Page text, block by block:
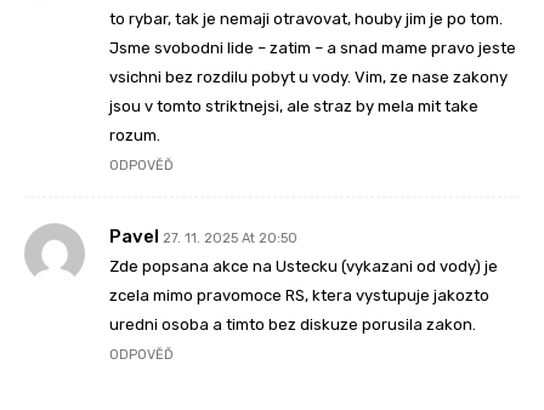
to rybar, tak je nemaji otravovat, houby jim je po tom.
Jsme svobodni lide – zatim – a snad mame pravo jeste
vsichni bez rozdilu pobyt u vody. Vim, ze nase zakony
jsou v tomto striktnejsi, ale straz by mela mit take
rozum.
ODPOVĚĎ
Pavel 27. 11. 2025 At 20:50
Zde popsana akce na Ustecku (vykazani od vody) je
zcela mimo pravomoce RS, ktera vystupuje jakozto
uredni osoba a timto bez diskuze porusila zakon.
ODPOVĚĎ